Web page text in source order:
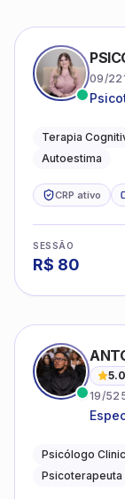
09/
o
Terapia
Autoestima
CRP ativo
SESSÃO
R$ 80
5.0
19/
Psicólogo
Psicoterapeuta